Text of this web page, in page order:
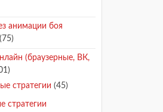
анимации боя
(75)
(браузерные, ВК,
стратегии (45)
стратегии